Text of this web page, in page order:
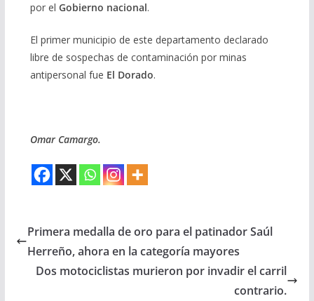
por el Gobierno nacional.
El primer municipio de este departamento declarado
libre de sospechas de contaminación por minas
antipersonal fue El Dorado.
Omar Camargo.
Primera medalla de oro para el patinador Saúl
Herreño, ahora en la categoría mayores
Dos motociclistas murieron por invadir el carril
contrario.